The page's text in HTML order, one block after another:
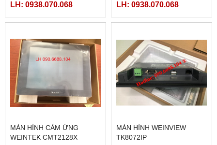
LH: 0938.070.068 LH: 0938.070.068
MÀN HÌNH CẢM ỨNG
WEINTEK CMT2128X
MÀN HÌNH WEINVIEW
TK8072IP